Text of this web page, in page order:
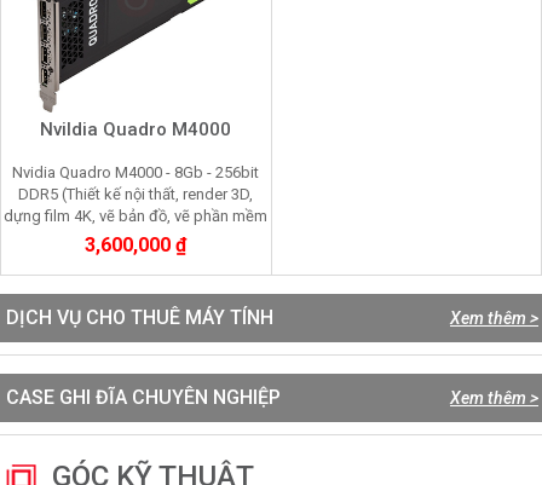
NviIdia Quadro M4000
Nvidia Quadro M4000 - 8Gb - 256bit
DDR5 (Thiết kế nội thất, render 3D,
dựng film 4K, vẽ bản đồ, vẽ phần mềm
cơ khí)
3,600,000 ₫
Xem thêm >
DỊCH VỤ CHO THUÊ MÁY TÍNH
Xem thêm >
CASE GHI ĐĨA CHUYÊN NGHIỆP
GÓC KỸ THUẬT